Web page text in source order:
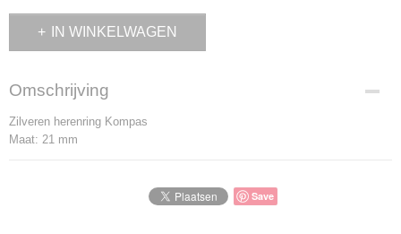
IN WINKELWAGEN
Omschrijving
Zilveren herenring Kompas
Maat: 21 mm
Save